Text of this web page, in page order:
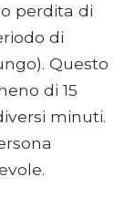
perdita di
di
Questo
di 15
minuti.